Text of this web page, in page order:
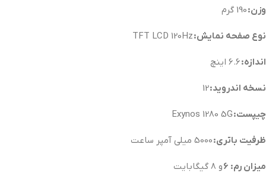
وزن:
نوع صفحه نمایش:
اندازه:
نسخه اندروید:
چیپست:
ظرفیت باتری:
میزان رم: 6 و 8 گیگابایت